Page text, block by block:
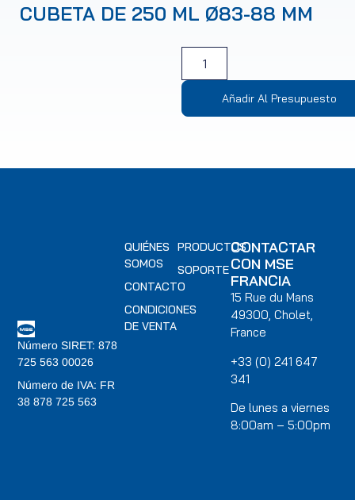
CUBETA DE 250 ML Ø83-88 MM
Añadir Al Presupuesto
Número SIRET: 878
725 563 00026
Número de IVA: FR
38 878 725 563
PRODUCTOS
SOPORTE
QUIÉNES
SOMOS
CONTACTO
CONDICIONES
DE VENTA
CONTACTAR
CON MSE
FRANCIA
15 Rue du Mans
49300, Cholet,
France
+33 (0) 241 647
341
De lunes a viernes
8:00am – 5:00pm